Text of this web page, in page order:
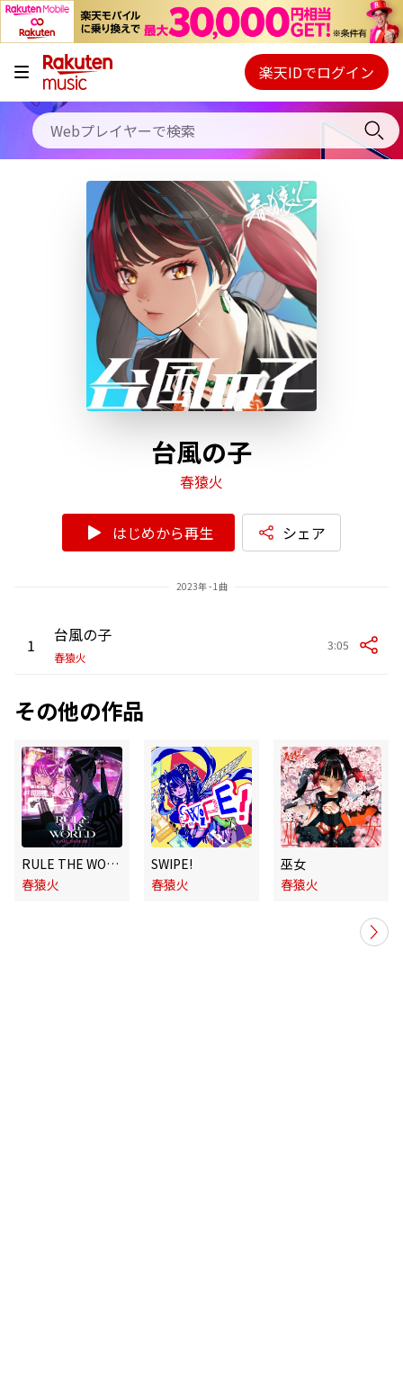
キャンペーン
料金プラン
使い方
初回30日間無料お試し
Webプレイヤー
ご契約内容の確認・変更
楽天IDでログイン
台風の子
春猿火
はじめから再生 シェア
2023年 - 1曲
1 台風の子
春猿火
3:05
その他の作品
RULE THE WORLD
春猿火
SWIPE!
春猿火
巫女
春猿火